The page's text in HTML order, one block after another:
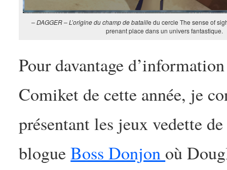
– DAGGER – L’origine du champ de bataille du cercle The sense of
prenant place dans un univers fantastique.
Pour davantage
Comiket de cette année, je
présentant les jeux vedette
blogueBoss Donjon où